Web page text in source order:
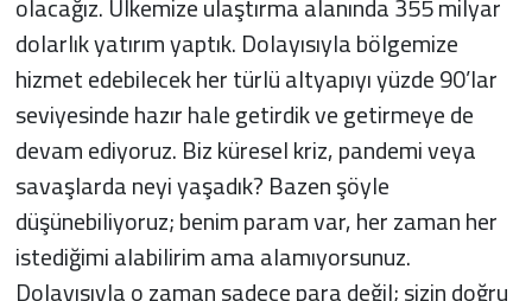
dolarlık yatırım yaptık. Dolayısıyla bölgemize
hizmet edebilecek her türlü altyapıyı yüzde 90’lar
seviyesinde hazır hale getirdik ve getirmeye de
devam ediyoruz. Biz küresel kriz, pandemi veya
savaşlarda neyi yaşadık? Bazen şöyle
düşünebiliyoruz; benim param var, her zaman her
istediğimi alabilirim ama alamıyorsunuz.
Dolayısıyla o zaman sadece para değil; sizin doğru